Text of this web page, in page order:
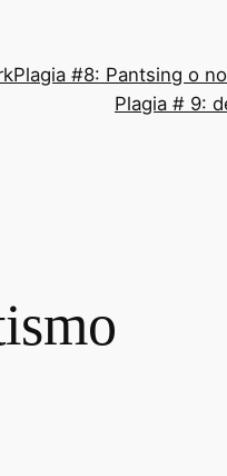
Plagia #8: Pantsing o no
Plagia # 9: